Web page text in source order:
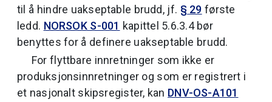
til å hindre uakseptable brudd, jf. § 29 første
ledd. NORSOK S-001 kapittel 5.6.3.4 bør
benyttes for å definere uakseptable brudd.
For flyttbare innretninger som ikke er
produksjonsinnretninger og som er registrert i
et nasjonalt skipsregister, kan DNV-OS-A101